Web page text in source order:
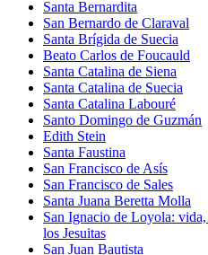
Santa Bernardita
San Bernardo de Claraval
Santa Brígida de Suecia
Beato Carlos de Foucauld
Santa Catalina de Siena
Santa Catalina de Suecia
Santa Catalina Labouré
Santo Domingo de Guzmán
Edith Stein
Santa Faustina
San Francisco de Asís
San Francisco de Sales
Santa Juana Beretta Molla
San Ignacio de Loyola:
los Jesuitas
San Juan Bautista